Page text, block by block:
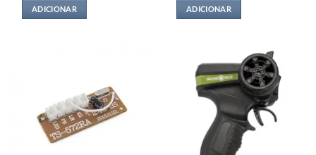
ADICIONAR ADICIONAR